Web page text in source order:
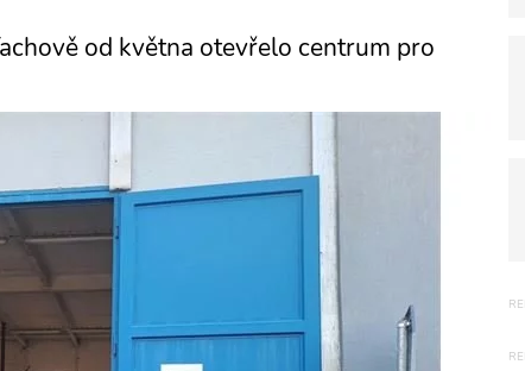
od května otevřelo centrum pro